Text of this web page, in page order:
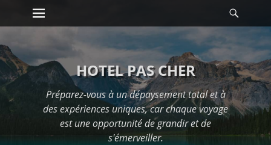
Passer
au
Premier menu
HOTEL PAS CHER
Préparez-vous à un dépaysement total et à
des expériences uniques, car chaque voyage
est une opportunité de grandir et de
s'émerveiller.